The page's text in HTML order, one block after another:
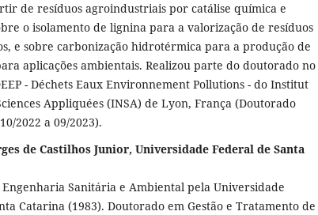
de resíduos agroindustriais por catálise química e
o isolamento de lignina para a valorização de resíduos
e sobre carbonização hidrotérmica para a produção de
aplicações ambientais. Realizou parte do doutorado no
- Déchets Eaux Environnement Pollutions - do Institut
Appliquées (INSA) de Lyon, França (Doutorado
2022 a 09/2023).
de Castilhos Junior, Universidade Federal de Santa
Sanitária e Ambiental pela Universidade
Catarina (1983). Doutorado em Gestão e Tratamento de